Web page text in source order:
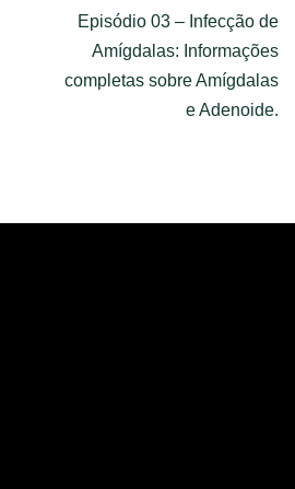
Episódio 03 – Infecção de
Amígdalas: Informações
completas sobre Amígdalas
e Adenoide.